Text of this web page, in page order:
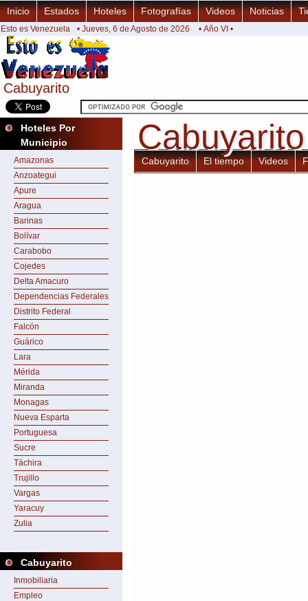
Cabuyarito
Cabuyarito
Inicio Estados Hoteles Fotografías Videos Noticias
Esto es Venezuela • Jueves, 6 de Agosto de 2026 • Año VI •
Hoteles Por
Municipio
Amazonas
Anzoategui
Apure
Aragua
Barinas
Bolívar
Carabobo
Cojedes
Delta Amacuro
Dependencias Federales
Distrito Federal
Falcón
Guárico
Lara
Mérida
Miranda
Monagas
Nueva Esparta
Portuguesa
Sucre
Táchira
Trujillo
Vargas
Yaracuy
Zulia
Cabuyarito
Inmobiliaria
Empleo
Cabuyarito
Cabuyarito
Cabuyarito El tiempo Videos